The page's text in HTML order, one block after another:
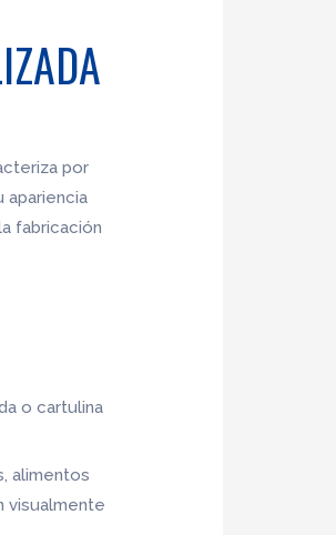
por
apariencia
fabricación
o cartulina
alimentos
visualmente